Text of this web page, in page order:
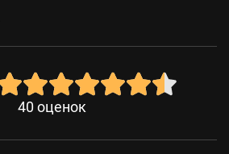
40 оценок